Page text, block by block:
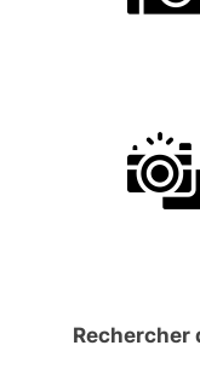
Rechercher